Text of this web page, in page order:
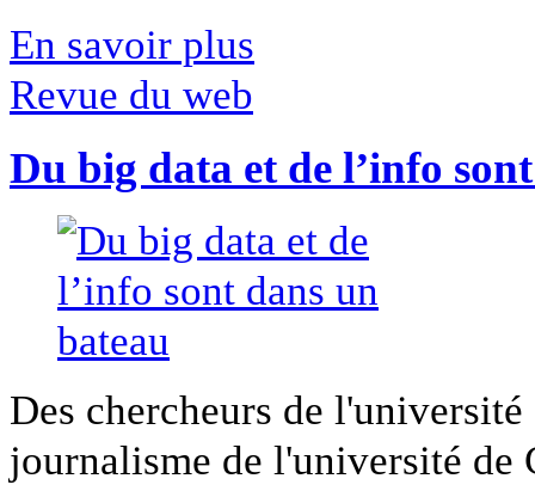
En savoir plus
Revue du web
Du big data et de l’info
Des chercheurs de
journalisme de l'université